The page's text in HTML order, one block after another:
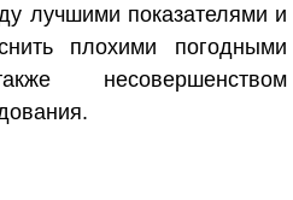
лучшими показателями и
плохими погодными
несовершенством